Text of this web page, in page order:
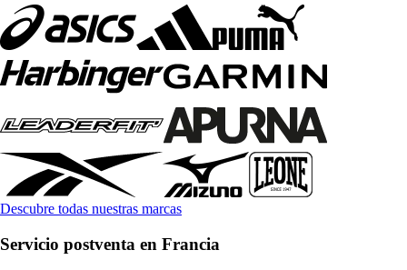
Descubre todas nuestras marcas
Servicio postventa en Francia